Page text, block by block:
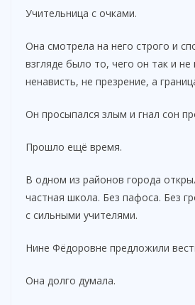
Учительница с очками.
Она смотрела на него строго и
взгляде было то, чего он так и
ненависть, не презрение, а
Он просыпался злым и гнал сон
Прошло ещё время.
В одном из районов города
частная школа. Без пафоса. Без
с сильными учителями.
Нине Фёдоровне предложили
Она долго думала.